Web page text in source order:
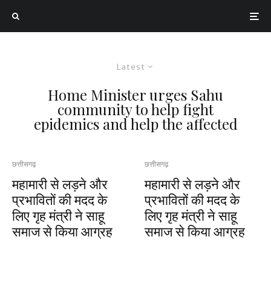
Latest
Home Minister urges Sahu
community to help fight
epidemics and help the affected
छत्तीसगढ़
महामारी से लड़ने और
प्रभावितों की मदद के
लिए गृह मंत्री ने साहू
समाज से किया आग्रह
छत्तीसगढ़
महामारी से लड़ने और
प्रभावितों की मदद के
लिए गृह मंत्री ने साहू
समाज से किया आग्रह